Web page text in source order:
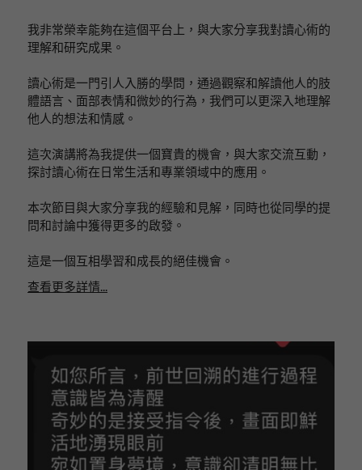
我非常榮幸能夠在這個平台上，與大家分享我對讀心術的
理解和研究成果。
讀心術是一門引人入勝的學問，通過觀察和解讀他人的肢
體語言、面部表情和微妙的行為，我們可以更深入地理解
他人的想法和情感。
這次演講將為我提供一個寶貴的機會，與大家交流互動，
探討讀心術在日常生活和專業領域中的應用。
本次節目與大家分享我的經驗和見解，同時也從同學的提
問和討論中獲得更多的啟發。
這是一個互相學習和成長的絕佳機會。
查看更多詳情...